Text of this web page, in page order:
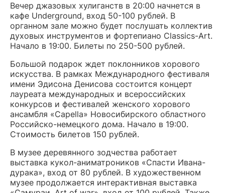
Вечер джазовых хулиганств в 20:00 начнется в
кафе Underground, вход 50-100 рублей. В
органном зале можно будет послушать коллектив
духовых инструментов и фортепиано Classics-Art.
Начало в 19:00. Билеты по 250-500 рублей.
Большой подарок ждет поклонников хорового
искусства. В рамках Международного фестиваля
имени Эдисона Денисова состоится концерт
лауреата международных и всероссийских
конкурсов и фестивалей женского хорового
ансамбля «Capella» Новосибирского областного
Российско-немецкого дома. Начало в 19:00.
Стоимость билетов 150 рублей.
В музее деревянного зодчества работает
выставка кукол-аниматроников «Спасти Ивана-
дурака», вход от 80 рублей. В художественном
музее продолжается интерактивная выставка